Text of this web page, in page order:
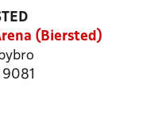
(Biersted)